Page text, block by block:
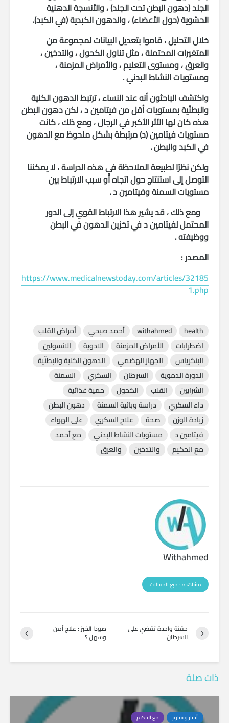
الجلد (دهون البطن تحت الجلد) ، والأنسجة الدهنية
الحشوية (حول الأعضاء) ، والدهون الكبدية (في الكبد).
خلال التحليل ، قاموا بتعديل البيانات لمجموعة من
المتغيرات المحتملة ، مثل تناول الكحول ، والتدخين ،
والعرق ، ومستوى التعليم ، والأمراض المزمنة ،
ومستويات النشاط البدني .
واكتشف الباحثون أنه عند النساء ، ترتبط الدهون الكلية
والبطنّية بمستويات أقل من فيتامين د ، لكن دهون البطن
هذه كان لها الأثر الأكبر في الرجال ، ومع ذلك ، كانت
مستويات فيتامين (د) مرتبطة بشكل ملحوظ مع الدهون
في الكبد والبطن .
ولكن نظرًا لطبيعة الملاحظة في هذه الدراسة ، لا يمكننا
التوصل إلى استنتاج حول اتجاه أو سبب الارتباط بين
مستويات السمنة وفيتاميند.
ومع ذلك ، قد يشير هذا الارتباط القوي إلى الدور
المحتمل لفيتامين د في تخزين الدهون في البطن
ووظيفته .
المصدر :
https://www.medicalnewstoday.com/articles/32185
1.php
health
withahmed أحمد صبحي
أمراض القلب
اضطرابات
الأمراض المزمنة الادوية
الانسولين
البنكرياس
الجهاز الهضمي
الدهون الكلية والبطنّية
الدورة الدموية
السرطان السكري
السمنة
الشرايين
القلب الكحول
حمية غذائية
داء السكري
دراسة وبائية السمنة
دهون البطن
زيادة الوزن
صحة علاج السكري
على الهواء
فيتامين د
مستويات النشاط البدني
مع أحمد
مع الحكيم
والتدخين والعرق
Withahmed
مشاهدة جميع المقالات
صودا الخبز : علاج آمن
وسهل ؟
حقنة واحدة تقضي على
السرطان
ذات صلة
أخبار و تقارير مع الحكيم